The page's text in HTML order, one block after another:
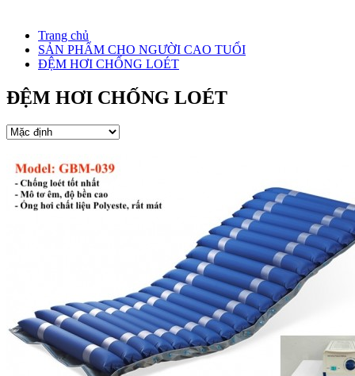
Trang chủ
SẢN PHẨM CHO NGƯỜI CAO TUỔI
ĐỆM HƠI CHỐNG LOÉT
ĐỆM HƠI CHỐNG LOÉT